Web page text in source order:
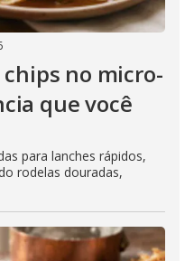
no micro-
que você
para lanches rápidos,
rodelas douradas,